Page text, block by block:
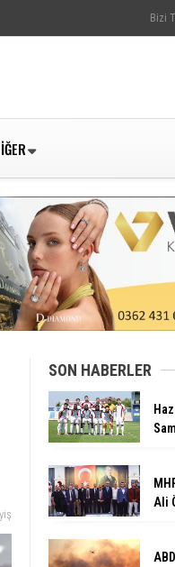
Bizi
SON HABERLER
Ali